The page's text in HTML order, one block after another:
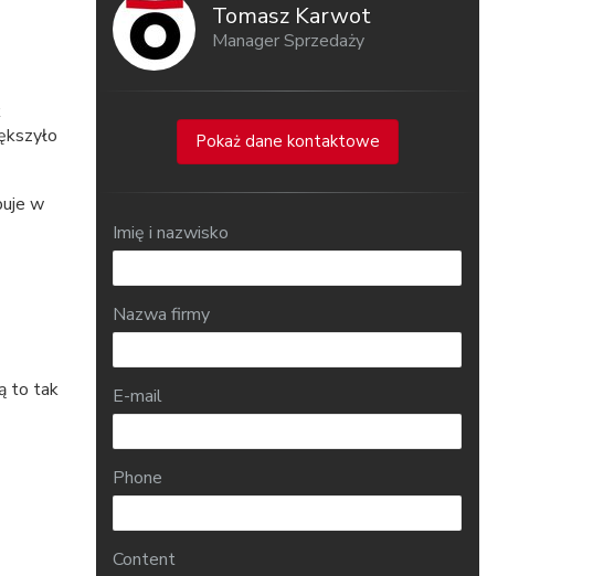
w
to tak
Tomasz Karwot
Manager Sprzedaży
Pokaż dane kontaktowe
Imię i nazwisko
Nazwa firmy
E-mail
Phone
Content